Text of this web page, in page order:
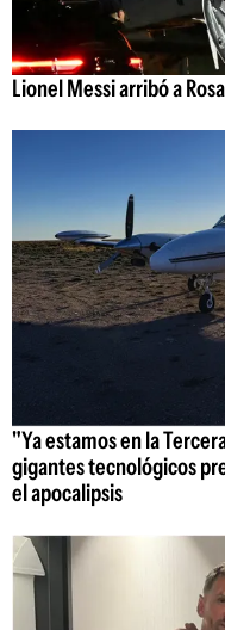
Lionel Messi arribó a
"Ya estamos en la
gigantes tecnológicos
el apocalipsis